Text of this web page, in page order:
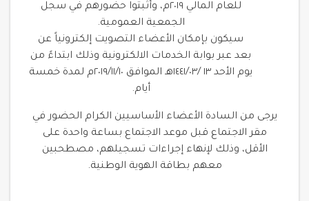
للعام المالي ٢٠١٩م، وأثبتوا حضورهم في سجل
الجمعية العمومية.
سيكون بإمكان الأعضاء التصويت إلكترونياً عن
بعد عبر بوابة الخدمات الالكترونية وذلك ابتداءً من
يوم الأحد ١٣ /١٤٤١/٠٣هـ الموافق ٢٠١٩/١١/١٠م لمدة خمسة
أيام.
يرجى من السادة الأعضاء الأساسيين الكرام الحضور في
مقر الاجتماع قبل موعد الاجتماع بساعة واحدة على
الأقل، وذلك لإنهاء إجراءات تسجيلهم، مصطحبين
معهم بطاقة الهوية الوطنية.